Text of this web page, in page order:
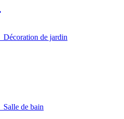
Décoration de jardin
Salle de bain